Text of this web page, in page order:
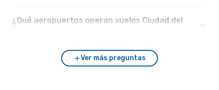
¿Qué aeropuertos operan vuelos Ciudad del
Ver más preguntas